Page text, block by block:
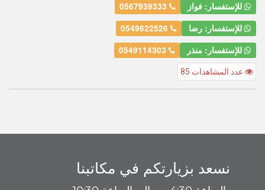
للإستفسار: فواز
للإستفسار: رضا
للإستفسار: منذر
عدد المشاهدات 85
نسعد بزيارتكم في مكاتبنا